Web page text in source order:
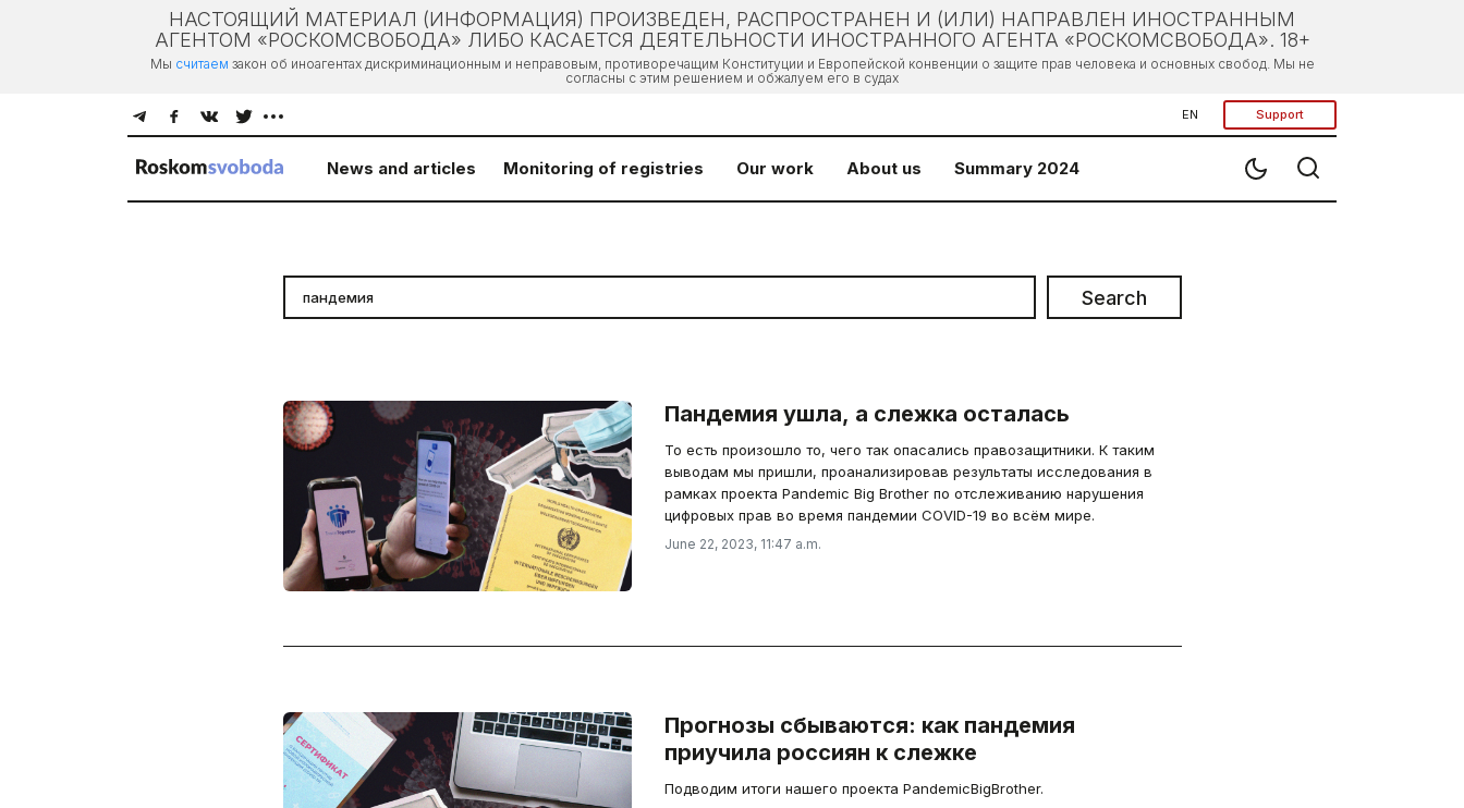
НАСТОЯЩИЙ МАТЕРИАЛ (ИНФОРМАЦИЯ) ПРОИЗВЕДЕН, РАСПРОСТРАНЕН И (ИЛИ) НАПРАВЛЕН ИНОСТРАННЫМ
АГЕНТОМ «РОСКОМСВОБОДА» ЛИБО КАСАЕТСЯ ДЕЯТЕЛЬНОСТИ ИНОСТРАННОГО АГЕНТА «РОСКОМСВОБОДА». 18+
Мы считаем закон об иноагентах дискриминационным и неправовым, противоречащим Конституции и Европейской конвенции о защите прав человека и основных свобод. Мы не
согласны с этим решением и обжалуем его в судах
EN Support
News and articles Monitoring of registries Our work About us Summary 2024
Search
Пандемия ушла, а слежка осталась
То есть произошло то, чего так опасались правозащитники. К таким
выводам мы пришли, проанализировав результаты исследования в
рамках проекта Pandemic Big Brother по отслеживанию нарушения
цифровых прав во время пандемии COVID-19 во всём мире.
June 22, 2023, 11:47 a.m.
Прогнозы сбываются: как пандемия
приучила россиян к слежке
Подводим итоги нашего проекта PandemicBigBrother.